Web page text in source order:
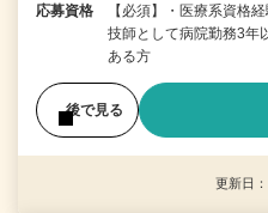
応募資格
【必須】・医療系資格
技師として病院勤務3年
ある方
後で見る
更新日